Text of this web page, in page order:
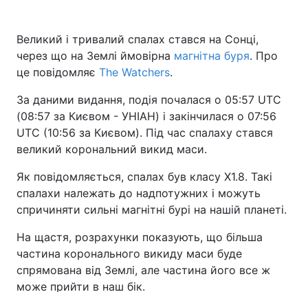
Головна Війна
Україна Політика
Економіка Світ
Техно і зв'язок Лайт
Здоров'я Туризм
Цікавинки
Великий і тривалий спалах стався на Сонці,
через що на Землі ймовірна магнітна буря. Про
це повідомляє The Watchers.
За даними видання, подія почалася о 05:57 UTC
(08:57 за Києвом - УНІАН) і закінчилася о 07:56
UTC (10:56 за Києвом). Під час спалаху стався
великий корональний викид маси.
Як повідомляється, спалах був класу X1.8. Такі
спалахи належать до надпотужних і можуть
спричиняти сильні магнітні бурі на нашій планеті.
На щастя, розрахунки показують, що більша
частина коронального викиду маси буде
спрямована від Землі, але частина його все ж
може прийти в наш бік.